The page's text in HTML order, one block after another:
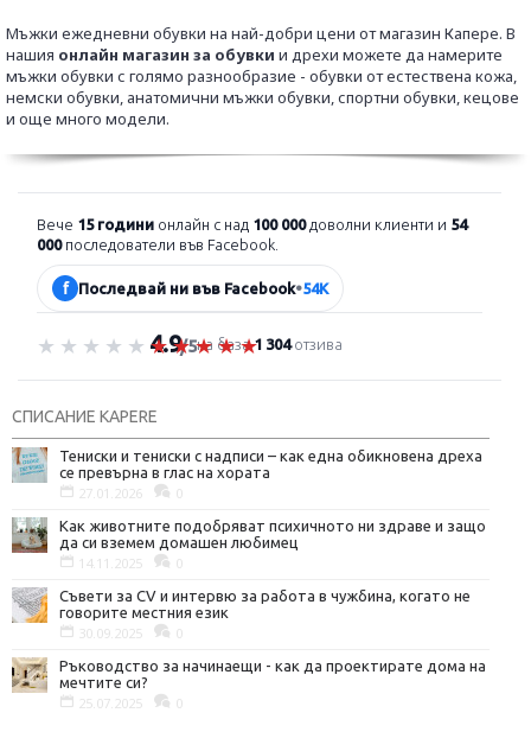
Мъжки ежедневни обувки на най-добри цени от магазин Капере. В
нашия онлайн магазин за обувки и дрехи можете да намерите
мъжки обувки с голямо разнообразие - обувки от естествена кожа,
немски обувки, анатомични мъжки обувки, спортни обувки, кецове
и още много модели.
Вече 15 години онлайн с над 100 000доволни клиенти и 54
000последователи във Facebook.
f Последвай ни във Facebook•54K
Оценка 4.9 от 5
4.9/5на база1 304отзива
СПИСАНИЕ KAPERE
Тениски и тениски с надписи – как една обикновена дреха
се превърна в глас на хората
27.01.2026 0
Как животните подобряват психичното ни здраве и защо
да си вземем домашен любимец
14.11.2025 0
Съвети за CV и интервю за работа в чужбина, когато не
говорите местния език
30.09.2025 0
Ръководство за начинаещи - как да проектирате дома на
мечтите си?
25.07.2025 0